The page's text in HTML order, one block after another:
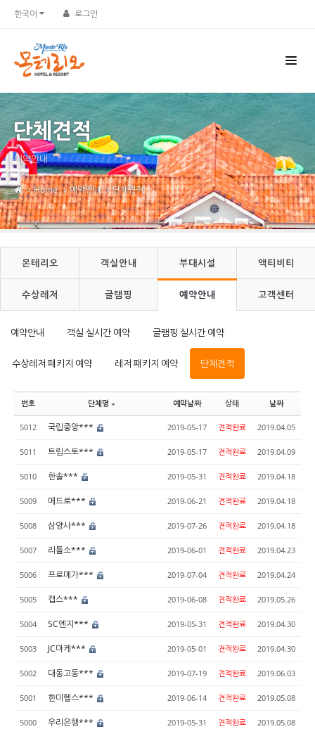
한국어 로그인
단체견적
예약안내
Home 예약안내 단체견적
몬테리오 객실안내 부대시설 액티비티
수상레저 글램핑 예약안내 고객센터
예약안내 객실 실시간 예약 글램핑 실시간 예약
수상레저 패키지 예약 레저 패키지 예약 단체견적
번호 단체명 예약날짜 상태 날짜
5012 국립중앙*** 2019-05-17 견적완료 2019.04.05
5011 트립스토*** 2019-05-17 견적완료 2019.04.09
5010 한솔*** 2019-05-31 견적완료 2019.04.18
5009 메드로*** 2019-06-21 견적완료 2019.04.18
5008 삼양사*** 2019-07-26 견적완료 2019.04.18
5007 리틀소*** 2019-06-01 견적완료 2019.04.23
5006 프로메가*** 2019-07-04 견적완료 2019.04.24
5005 캡스*** 2019-06-08 견적완료 2019.05.26
5004 SC엔지*** 2019-05-31 견적완료 2019.04.30
5003 JC마케*** 2019-05-01 견적완료 2019.04.30
5002 대동고동*** 2019-07-19 견적완료 2019.06.03
5001 한미헬스*** 2019-06-14 견적완료 2019.05.08
5000 우리은행*** 2019-05-31 견적완료 2019.05.08
Sketchbook5, 스케치북5